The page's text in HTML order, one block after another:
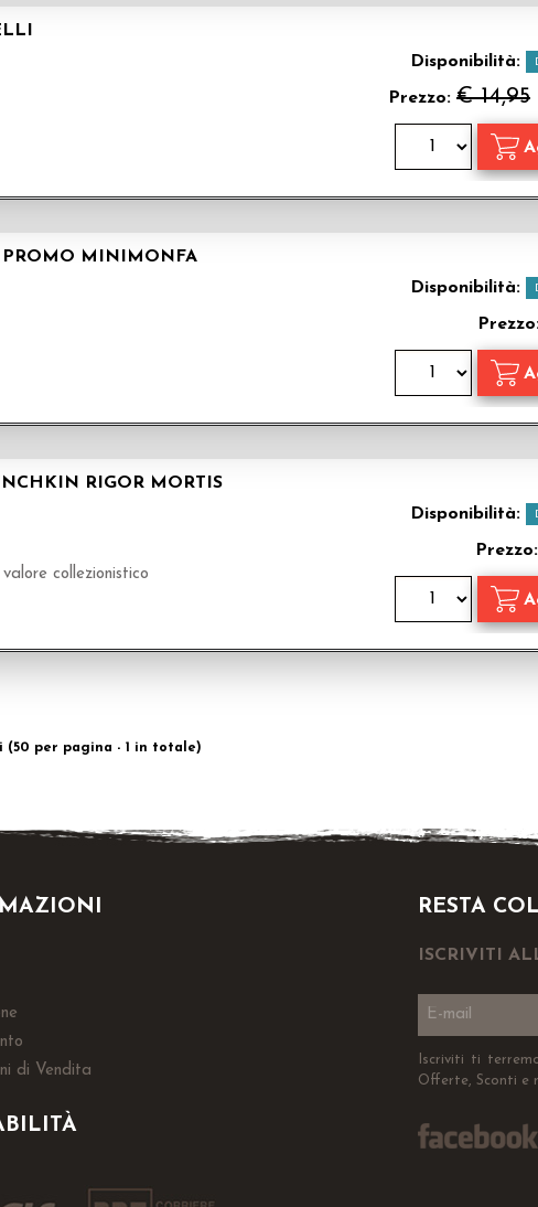
Disponibilità:
Prezzo: € 14,95
PROMO MINIMONFA
Disponibilità:
RIGOR MORTIS
collezionistico
Disponibilità:
Prezzo:
(50 per pagina - 1 in totale)
di Vendita
RESTA
ISCRIVITI
Iscriviti ti
Offerte, Sconti e